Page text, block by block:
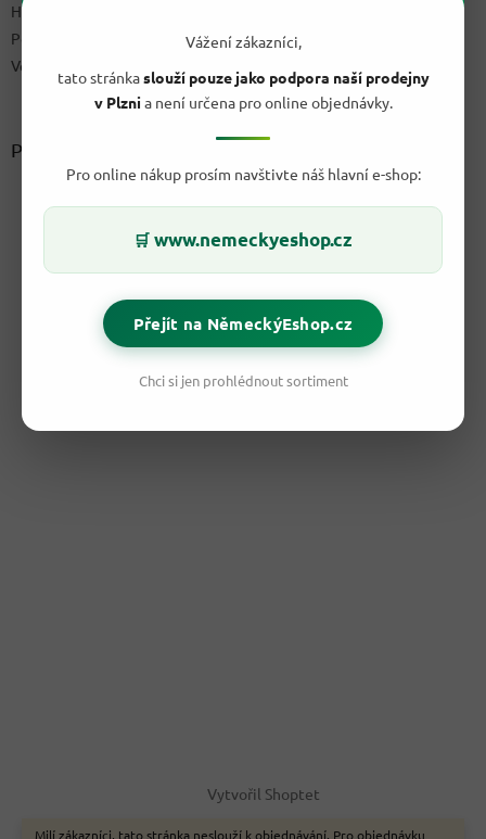
Vážení zákazníci,
tato stránkaslouží pouze jako podpora naší prodejny
v Plznia není určena pro online objednávky.
Pro online nákup prosím navštivte náš hlavní e-shop:
🛒 www.nemeckyeshop.cz
Přejít na NěmeckýEshop.cz
Chci si jen prohlédnout sortiment
Milí zákazníci, tato stránka neslouží k objednávání. Pro objednávku
Hodnocení obchodu
Podmínky uplatnění práv z vadného plnění a reklamační řád
Velkoobchod
Přijímáme online platby
Vytvořil Shoptet